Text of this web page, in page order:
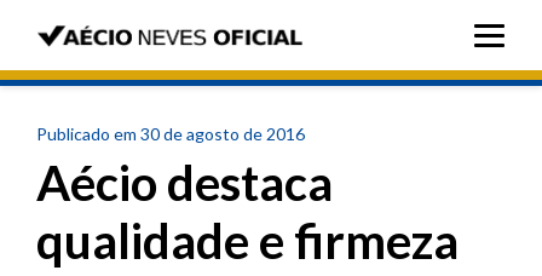
Publicado em 30 de agosto de 2016
Aécio destaca
qualidade e firmeza